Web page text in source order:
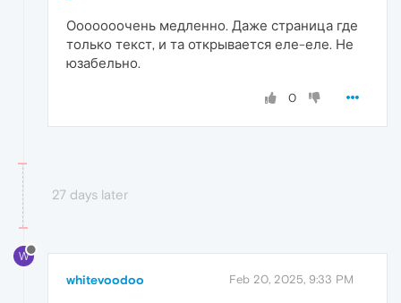
Ооооооочень медленно. Даже страница где
только текст, и та открывается еле-еле. Не
юзабельно.
0
27 days later
W
whitevoodoo Feb 20, 2025, 9:33 PM